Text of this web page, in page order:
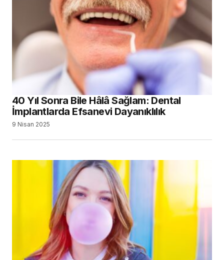
40 Yıl Sonra Bile Hâlâ Sağlam: Dental
İmplantlarda Efsanevi Dayanıklılık
9 Nisan 2025